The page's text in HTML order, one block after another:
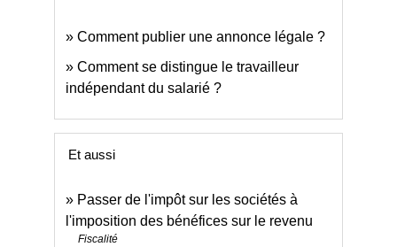
Comment publier une annonce légale ?
Comment se distingue le travailleur
indépendant du salarié ?
Et aussi
Passer de l'impôt sur les sociétés à
l'imposition des bénéfices sur le revenu
Fiscalité